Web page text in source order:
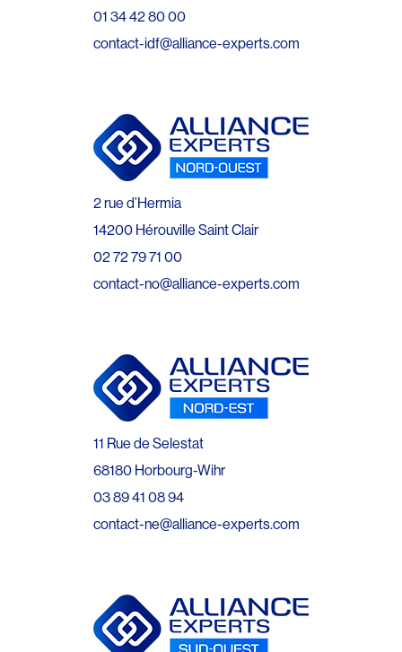
01 34 42 80 00
contact-idf@alliance-experts.com
2 rue d’Hermia
14200 Hérouville Saint Clair
02 72 79 71 00
contact-no@alliance-experts.com
11 Rue de Selestat
68180 Horbourg-Wihr
03 89 41 08 94
contact-ne@alliance-experts.com